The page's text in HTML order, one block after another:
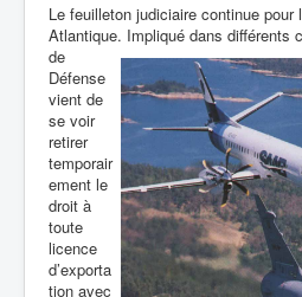
Le feuilleton judiciaire continue pour
Atlantique. Impliqué dans différents
de
Défense
vient de
se voir
retirer
temporair
ement le
droit à
toute
licence
d’exporta
tion avec